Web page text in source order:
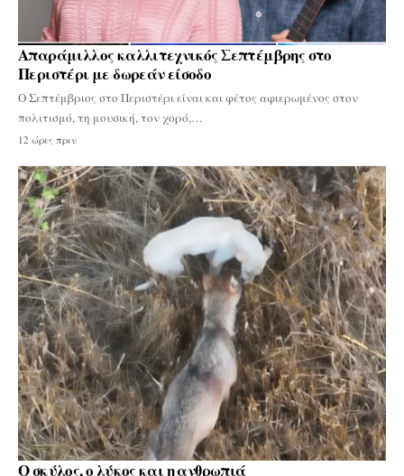
Απαράμιλλος καλλιτεχνικός Σεπτέμβρης στο
Περιστέρι με δωρεάν είσοδο
Ο Σεπτέμβριος στο Περιστέρι είναι και φέτος αφιερωμένος στον
πολιτισμό, τη μουσική, τον χορό,…
12 ώρες πριν
Ο σκύλος, ο λύκος και η ανθρωπιά